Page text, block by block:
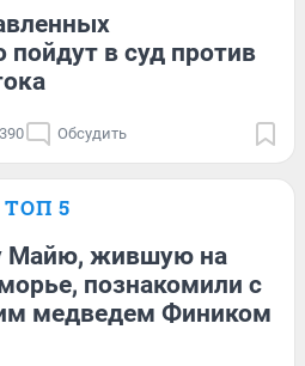
пойдут в суд против
Обсудить
ТОП 5
Майю, жившую на
познакомили с
медведем Фиником